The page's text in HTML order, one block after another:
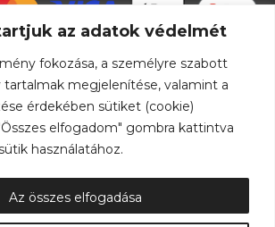
az adatok védelmét
fokozása, a személyre szabott
tartalmak megjelenítése, valamint a
érdekében sütiket (cookie)
elfogadom" gombra kattintva
használatához.
Az összes elfogadása